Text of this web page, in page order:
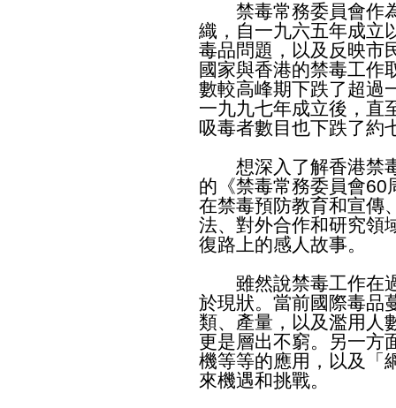
禁毒常務委員會作為
織，自一九六五年成立
毒品問題，以及反映市
國家與香港的禁毒工作
數較高峰期下跌了超過
一九九七年成立後，直
吸毒者數目也下跌了約
想深入了解香港禁毒
的《禁毒常務委員會60
在禁毒預防教育和宣傳
法、對外合作和研究領
復路上的感人故事。
雖然說禁毒工作在過
於現狀。當前國際毒品
類、產量，以及濫用人
更是層出不窮。另一方
機等等的應用，以及「
來機遇和挑戰。